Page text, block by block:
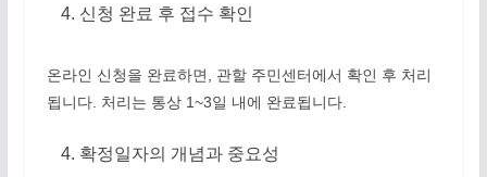
신청 완료 후 접수 확인
온라인 신청을 완료하면, 관할 주민센터에서 확인 후 처리
됩니다. 처리는 통상 1~3일 내에 완료됩니다.
확정일자의 개념과 중요성